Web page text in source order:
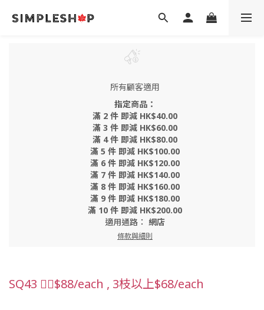
所有顧客適用
指定商品：
滿 2 件 即減 HK$40.00
滿 3 件 即減 HK$60.00
滿 4 件 即減 HK$80.00
滿 5 件 即減 HK$100.00
滿 6 件 即減 HK$120.00
滿 7 件 即減 HK$140.00
滿 8 件 即減 HK$160.00
滿 9 件 即減 HK$180.00
滿 10 件 即減 HK$200.00
適用通路： 網店
條款與細則
SQ43 👉🏻$88/each , 3枝以上$68/each